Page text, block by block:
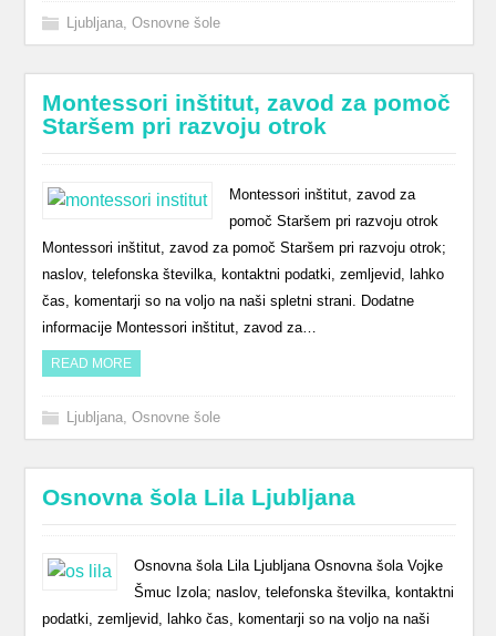
Ljubljana,Osnovne šole
Montessori inštitut, zavod za pomoč
Staršem pri razvoju otrok
Montessori inštitut, zavod za
pomoč Staršem pri razvoju otrok
Montessori inštitut, zavod za pomoč Staršem pri razvoju otrok;
naslov, telefonska številka, kontaktni podatki, zemljevid, lahko
čas, komentarji so na voljo na naši spletni strani. Dodatne
informacije Montessori inštitut, zavod za…
READ MORE
Ljubljana,Osnovne šole
Osnovna šola Lila Ljubljana
Osnovna šola Lila Ljubljana Osnovna šola Vojke
Šmuc Izola; naslov, telefonska številka, kontaktni
podatki, zemljevid, lahko čas, komentarji so na voljo na naši